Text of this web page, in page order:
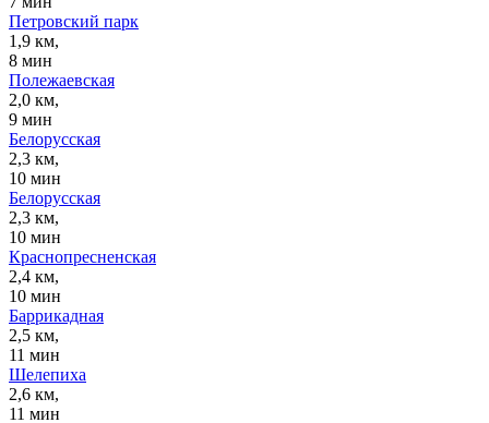
Петровский парк
1,9 км,
8 мин
Полежаевская
2,0 км,
9 мин
Белорусская
2,3 км,
10 мин
Белорусская
2,3 км,
10 мин
Краснопресненская
2,4 км,
10 мин
Баррикадная
2,5 км,
11 мин
Шелепиха
2,6 км,
11 мин